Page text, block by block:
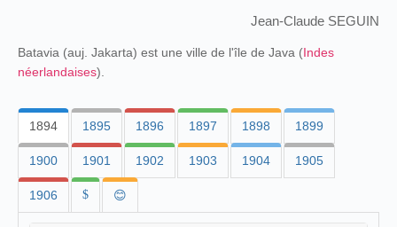
Jean-Claude SEGUIN
Batavia (auj. Jakarta) est une ville de l'île de Java (Indes
néerlandaises).
1894 1895 1896 1897 1898 1899
1900 1901 1902 1903 1904 1905
1906 $ 😊